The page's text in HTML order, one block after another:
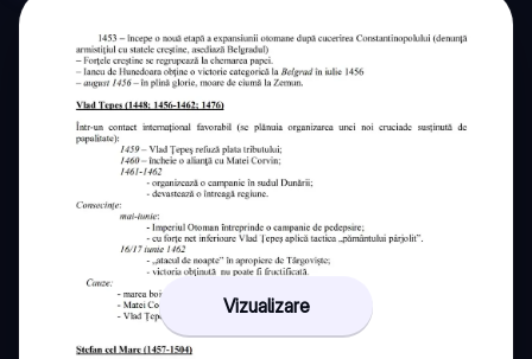
Vizualizare